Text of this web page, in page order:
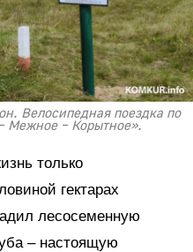
Велосипедная поездка по
Межное – Корытное».
только
гектарах
лесосеменную
– настоящую